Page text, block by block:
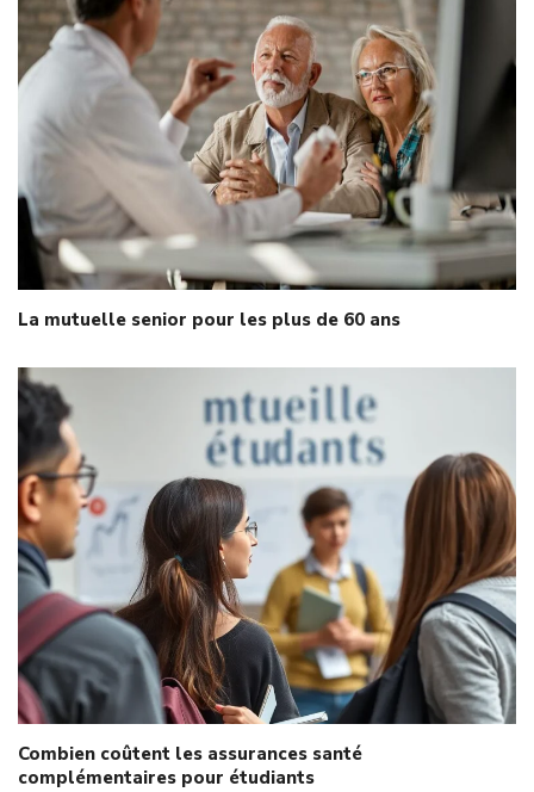
La mutuelle senior pour les plus de 60 ans
Combien coûtent les assurances santé
complémentaires pour étudiants